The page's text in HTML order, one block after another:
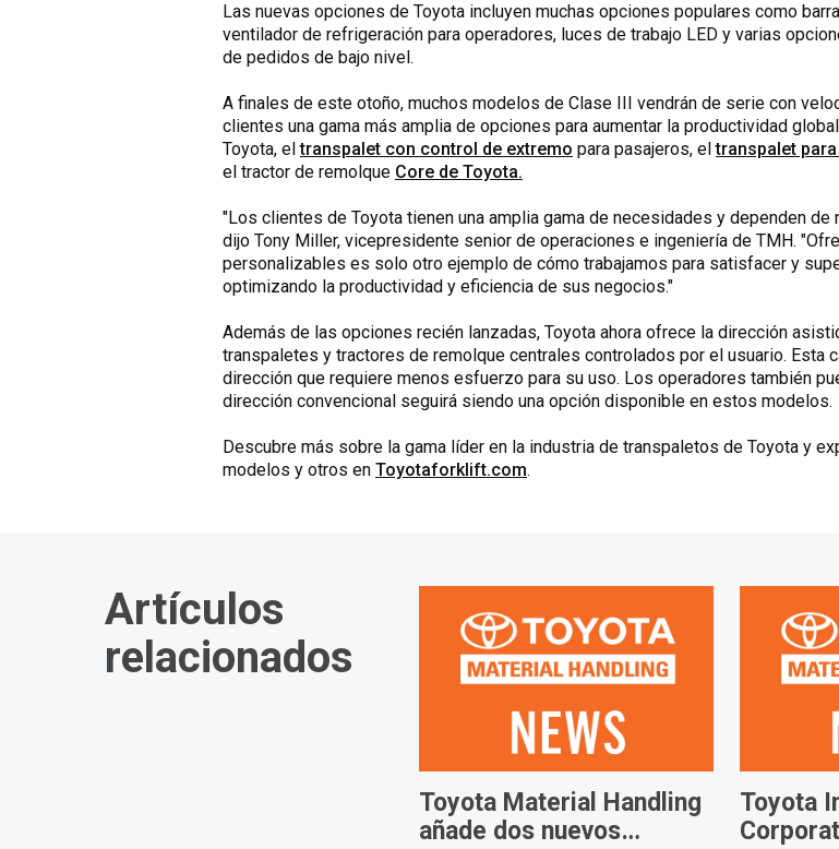
Las nuevas opciones de Toyota incluyen muchas opciones populares como
ventilador de refrigeración para operadores, luces de trabajo LED y varias
de pedidos de bajo nivel.
A finales de este otoño, muchos modelos de Clase III vendrán de serie con
clientes una gama más amplia de opciones para aumentar la productividad
Toyota, eltranspalet con control de extremo para pasajeros, eltranspalet
el tractor de remolque Core de Toyota.
"Los clientes de Toyota tienen una amplia gama de necesidades y dependen
dijo Tony Miller, vicepresidente senior de operaciones e ingeniería de TMH.
personalizables es solo otro ejemplo de cómo trabajamos para satisfacer y
optimizando la productividad y eficiencia de sus negocios."
Además de las opciones recién lanzadas, Toyota ahora ofrece la dirección
transpaletes y tractores de remolque centrales controlados por el usuario. Esta
dirección que requiere menos esfuerzo para su uso. Los operadores también
dirección convencional seguirá siendo una opción disponible en estos modelos.
Descubre más sobre la gama líder en la industria de transpaletos de Toyota y
modelos y otros en Toyotaforklift.com.
Artículos
relacionados
Toyota Material Handling
añade dos nuevos
Toyota